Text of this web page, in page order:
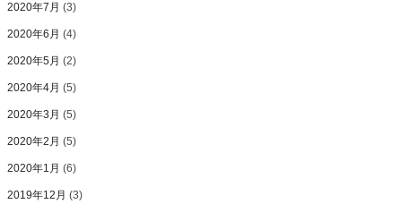
2020年7月 (3)
2020年6月 (4)
2020年5月 (2)
2020年4月 (5)
2020年3月 (5)
2020年2月 (5)
2020年1月 (6)
2019年12月 (3)